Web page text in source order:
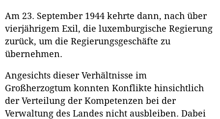
Am 23. September 1944 kehrte dann, nach über
vierjährigem Exil, die luxemburgische Regierung
zurück, um die Regierungsgeschäfte zu
übernehmen.
Angesichts dieser Verhältnisse im
Großherzogtum konnten Konflikte hinsichtlich
der Verteilung der Kompetenzen bei der
Verwaltung des Landes nicht ausbleiben. Dabei